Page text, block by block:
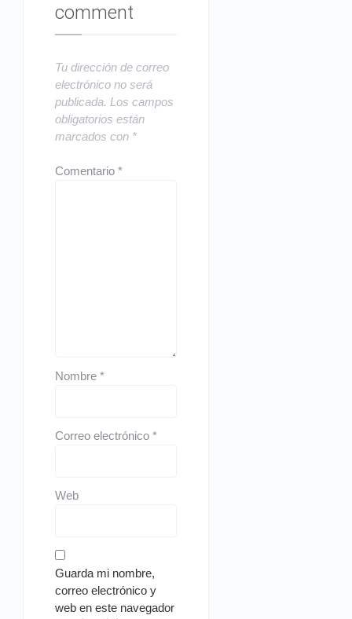
comment
Tu dirección de correo
electrónico no será
publicada. Los campos
obligatorios están
marcados con *
Comentario*
Nombre*
Correo electrónico*
Web
Guarda mi nombre,
correo electrónico y
web en este navegador